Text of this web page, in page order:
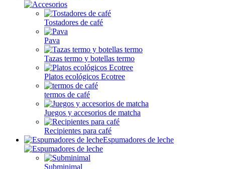
Tostadores de café
Pava
Tazas termo y botellas termo
Platos ecológicos Ecotree
termos de café
Juegos y accesorios de matcha
Recipientes para café
Espumadores de leche
Subminimal